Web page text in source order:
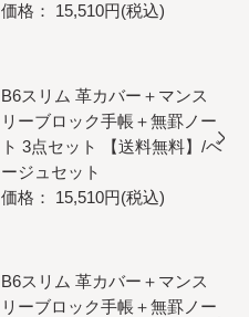
価格： 15,510円(税込)
B6スリム 革カバー＋マンス
リーブロック手帳＋無罫ノー
ト 3点セット 【送料無料】/ベ
ージュセット
価格： 15,510円(税込)
B6スリム 革カバー＋マンス
リーブロック手帳＋無罫ノー